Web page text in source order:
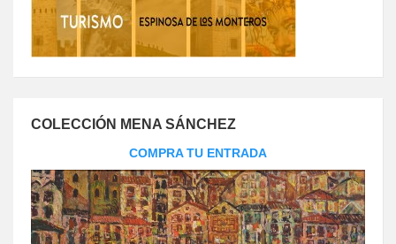
COLECCIÓN MENA SÁNCHEZ
COMPRA TU ENTRADA